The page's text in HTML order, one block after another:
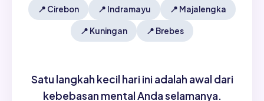
📍 Cirebon 📍 Indramayu 📍 Majalengka
📍 Kuningan 📍 Brebes
Satu langkah kecil hari ini adalah awal dari
kebebasan mental Anda selamanya.